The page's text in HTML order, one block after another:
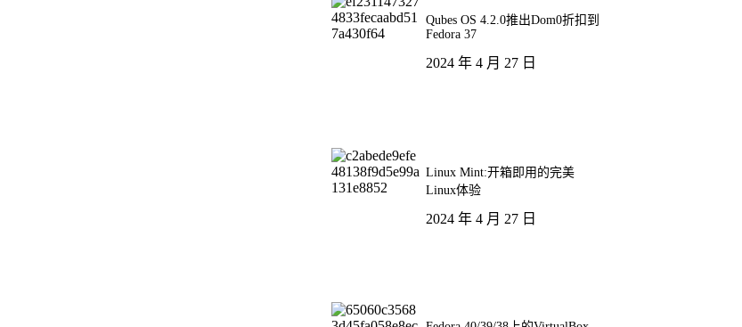
Qubes OS 4.2.0推出Dom0折扣到
Fedora 37
2024 年 4 月 27 日
Linux Mint:开箱即用的完美
Linux体验
2024 年 4 月 27 日